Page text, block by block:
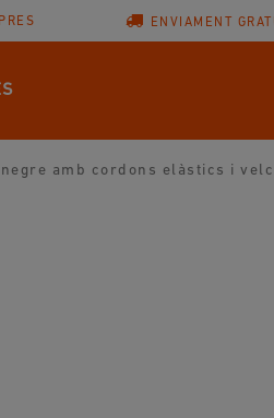
ENVIAMENT
amb cordons elàstics i